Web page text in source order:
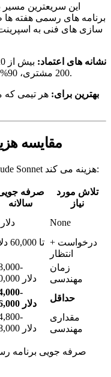
این سریعترین
برنامه های رسمی هفته
سازی های فنی به اسپرینت
نشانه های اعتماد:
200 مشتری، 90% نرخ تکرار، گارانتی بازپرداخت/جایگزینی.
بهترین برای: هر تیمی که
مقایسه
برای Claude Sonnet هزینه می کند:
صرفه
سالانه
تلاش مورد
نیاز
0 دلار None
تا
درخواست +
انتظار
30,000 دلار
زمان
مهندسی
36,000 دلار
حداقل
48,000 دلار
مقداری
مهندسی